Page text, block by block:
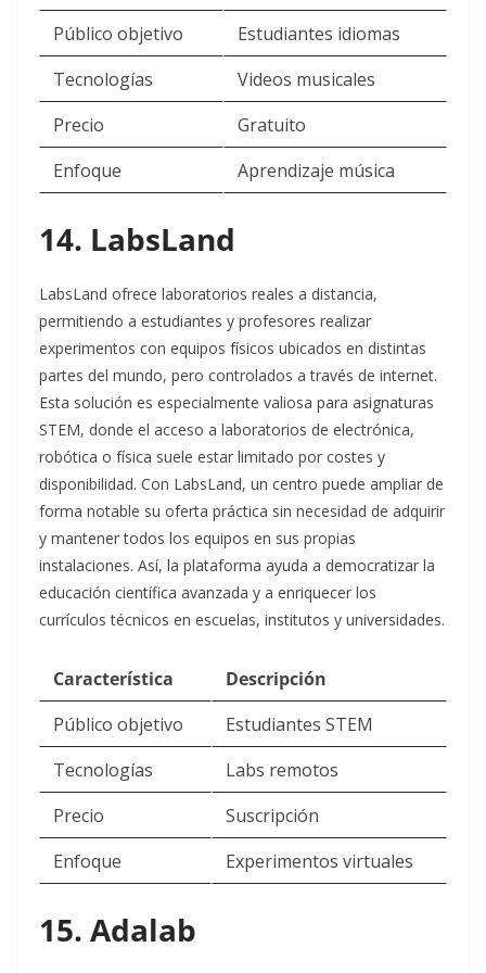
Público objetivo
Estudiantes idiomas
Tecnologías
Videos musicales
Precio
Gratuito
Enfoque
Aprendizaje música​
14. LabsLand
LabsLand ofrece laboratorios reales a distancia,
permitiendo a estudiantes y profesores realizar
experimentos con equipos físicos ubicados en distintas
partes del mundo, pero controlados a través de internet.
Esta solución es especialmente valiosa para asignaturas
STEM, donde el acceso a laboratorios de electrónica,
robótica o física suele estar limitado por costes y
disponibilidad. Con LabsLand, un centro puede ampliar de
forma notable su oferta práctica sin necesidad de adquirir
y mantener todos los equipos en sus propias
instalaciones. Así, la plataforma ayuda a democratizar la
educación científica avanzada y a enriquecer los
currículos técnicos en escuelas, institutos y universidades.
Característica
Descripción
Público objetivo
Estudiantes STEM
Tecnologías
Labs remotos
Precio
Suscripción
Enfoque
Experimentos virtuales​
15. Adalab